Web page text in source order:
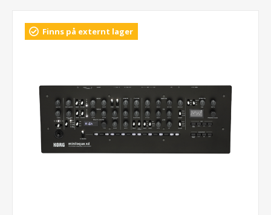
Finns på externt lager